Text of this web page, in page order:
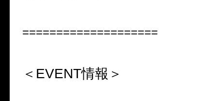
====================
＜ EVENT情報＞